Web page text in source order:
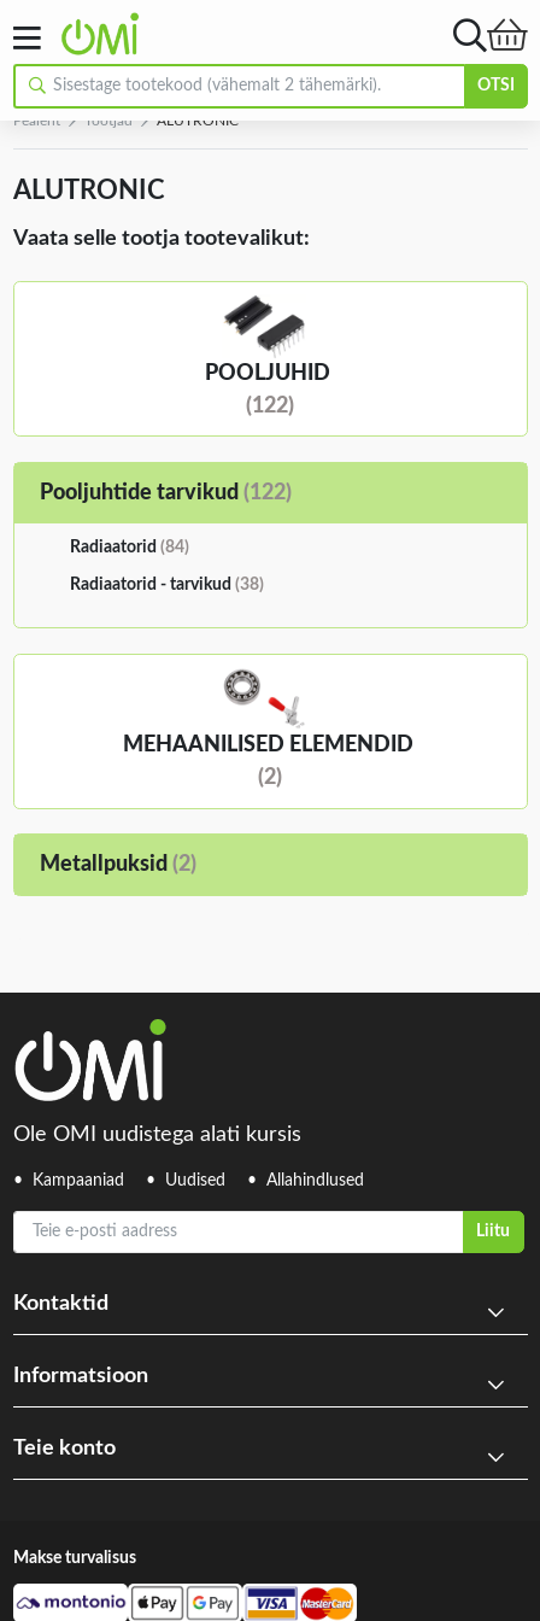
OTSI
Pealeht Tootjad ALUTRONIC
ALUTRONIC
Vaata selle tootja tootevalikut:
POOLJUHID
(122)
Pooljuhtide tarvikud (122)
Radiaatorid (84)
Radiaatorid - tarvikud (38)
MEHAANILISED ELEMENDID
(2)
Metallpuksid (2)
Ole OMI uudistega alati kursis
Kampaaniad Uudised Allahindlused
Teie e-posti aadress
Liitu
Kontaktid
Informatsioon
Teie konto
Makse turvalisus